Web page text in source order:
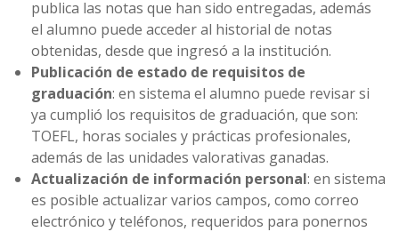
publica las notas que han sido entregadas, además
el alumno puede acceder al historial de notas
obtenidas, desde que ingresó a la institución.
Publicación de estado de requisitos de
graduación: en sistema el alumno puede revisar si
ya cumplió los requisitos de graduación, que son:
TOEFL, horas sociales y prácticas profesionales,
además de las unidades valorativas ganadas.
Actualización de información personal: en sistema
es posible actualizar varios campos, como correo
electrónico y teléfonos, requeridos para ponernos